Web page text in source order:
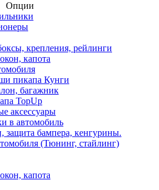
Опции
крепления, рейлинги
капота
пикапа Кунги
багажник
TopUp
аксессуары
в автомобиль
защита бампера, кенгурины.
(Тюнинг, стайлинг)
капота